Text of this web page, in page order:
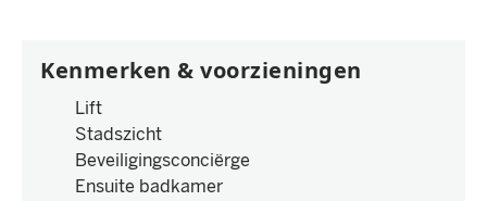
Kenmerken & voorzieningen
Lift
Stadszicht
Beveiligingsconciërge
Ensuite badkamer